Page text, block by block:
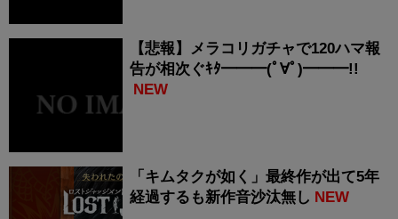
【悲報】メラコリガチャで120ハマ報
告が相次ぐｷﾀ━━━(ﾟ∀ﾟ)━━━!!
NEW
「キムタクが如く」最終作が出て5年
経過するも新作音沙汰無し NEW